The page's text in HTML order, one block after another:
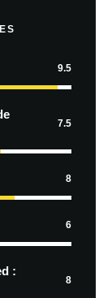
9.5
7.5
8
6
:
8